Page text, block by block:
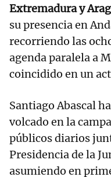
Extremadura y
su presencia en
recorriendo las
agenda paralela a
coincidido en un
Santiago Abascal
volcado en la
públicos diarios
Presidencia de la
asumiendo en